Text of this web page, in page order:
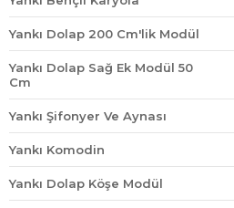
Yankı Dolap 200 Cm'lik Modül
Yankı Dolap Sağ Ek Modül 50
Cm
Yankı Şifonyer Ve Aynası
Yankı Komodin
Yankı Dolap Köşe Modül